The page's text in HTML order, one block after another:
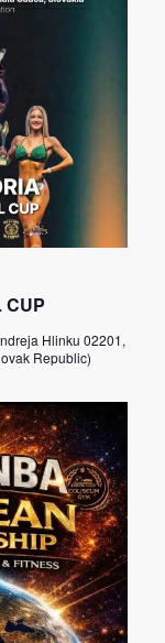
CUP
Hlinku 02201,
Republic)